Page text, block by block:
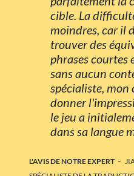
cible. La
moindres, car il
trouver des
phrases courtes
sans aucun
spécialiste, mon
donner
le jeu a
dans sa langue
L'AVIS DE NOTRE EXPERT -